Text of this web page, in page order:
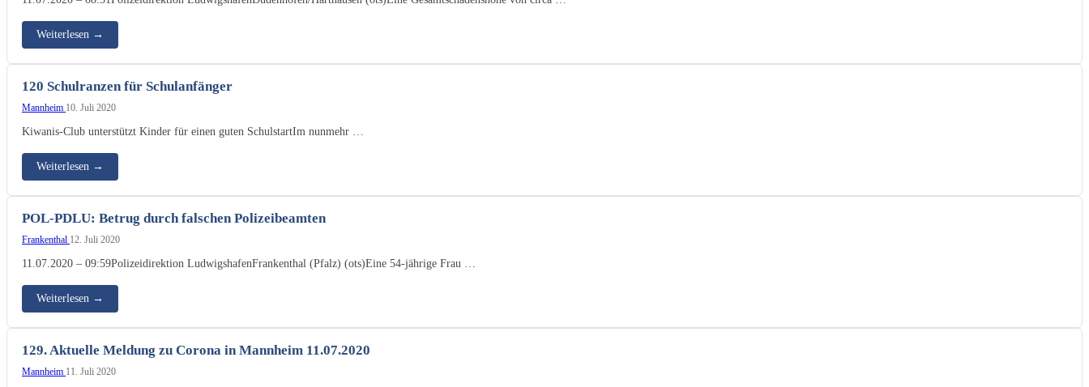
Weiterlesen →
120 Schulranzen für Schulanfänger
Mannheim 10. Juli 2020
Kiwanis-Club unterstützt Kinder für einen guten SchulstartIm nunmehr …
Weiterlesen →
POL-PDLU: Betrug durch falschen Polizeibeamten
Frankenthal 12. Juli 2020
11.07.2020 – 09:59Polizeidirektion LudwigshafenFrankenthal (Pfalz) (ots)Eine 54-jährige Frau …
Weiterlesen →
129. Aktuelle Meldung zu Corona in Mannheim 11.07.2020
Mannheim 11. Juli 2020